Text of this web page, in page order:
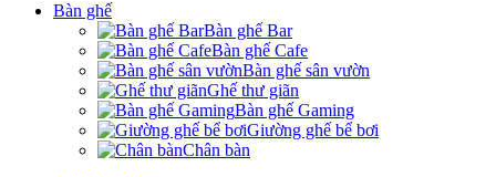
Bàn ghế
Bàn ghế Bar
Bàn ghế Cafe
Bàn ghế sân vườn
Ghế thư giãn
Bàn ghế Gaming
Giường ghế bể bơi
Chân bàn